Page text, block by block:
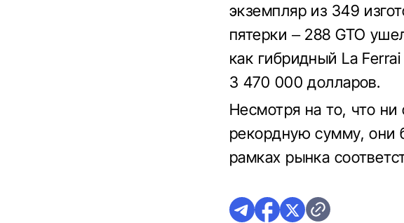
экземпляр из 349
пятерки – 288 GTO
как гибридный La
3 470 000 долларов.
Несмотря на то, что
рекордную сумму,
рамках рынка